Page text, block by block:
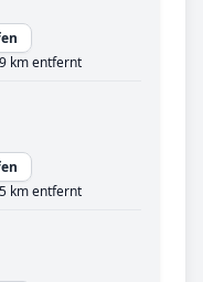
km entfernt
km entfernt